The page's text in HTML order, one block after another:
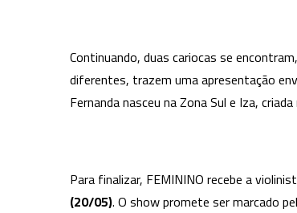
Continuando, duas cariocas se encontram,
diferentes, trazem uma apresentação
Fernanda nasceu na Zona Sul e Iza,
Para finalizar, FEMININO recebe a
(20/05). O show promete ser marcado